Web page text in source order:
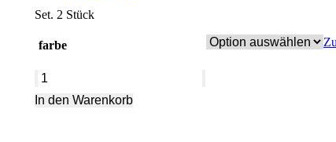
Set. 2 Stück
farbe
Haarnetz
Menge
In den Warenkorb